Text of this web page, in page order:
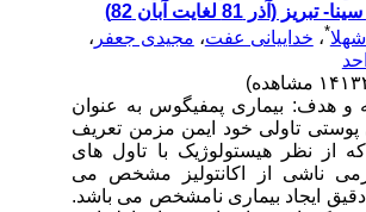
(آذر 81 لغایت آبان 82)
*،خداییانی عفت،مجیدی جعفر،
و هدف: بیماری پمفیگوس به عنوان
تاولی خود ایمن مزمن تعریف
نظر هیستولوژیک با تاول های
ناشی از اکانتولیز مشخص می
ایجاد بیماری نامشخص می باشد.